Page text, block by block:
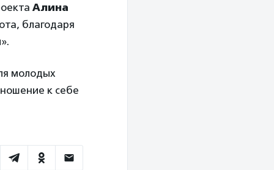
Алина
благодаря
молодых
к себе